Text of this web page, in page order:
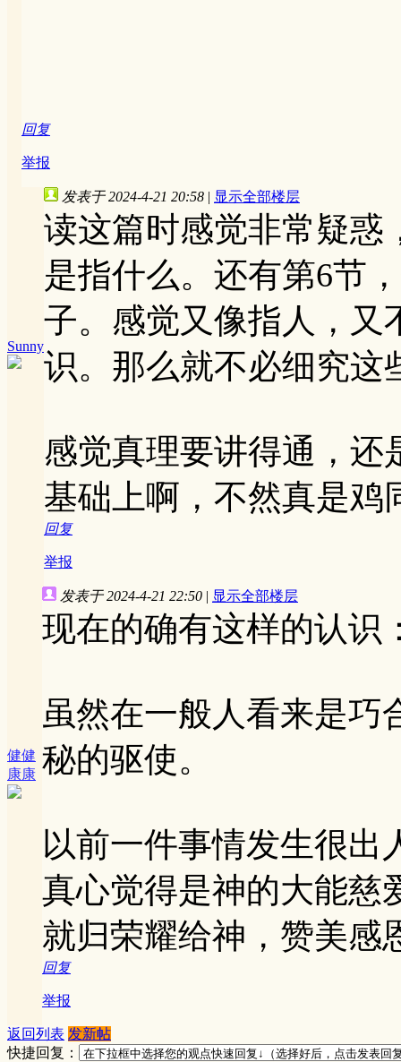
回复
举报
Sunny
发表于 2024-4-21 20:58 | 显示全部楼层
读这篇时感觉非常疑惑
是指什么。还有第6节
子。感觉又像指人，又
识。那么就不必细究这
感觉真理要讲得通，还
基础上啊，不然真是鸡
回复
举报
健健
康康
发表于 2024-4-21 22:50 | 显示全部楼层
现在的确有这样的认识
虽然在一般人看来是巧
秘的驱使。
以前一件事情发生很出
真心觉得是神的大能慈
就归荣耀给神，赞美感
回复
举报
返回列表 发新帖
快捷回复：